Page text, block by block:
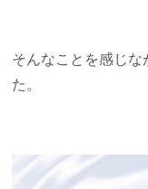
そんなことを感じな
た。